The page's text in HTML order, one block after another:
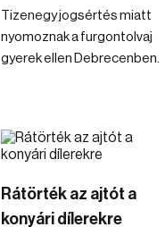
Tizenegy jogsértés miatt
nyomoznak a furgontolvaj
gyerek ellen Debrecenben.
Rátörték az ajtót a
konyári dílerekre